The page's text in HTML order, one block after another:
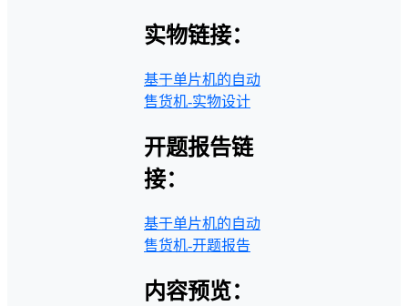
实物链接：
基于单片机的自动
售货机-实物设计
开题报告链
接：
基于单片机的自动
售货机-开题报告
内容预览：